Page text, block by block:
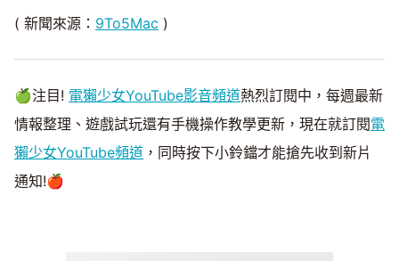
( 新聞來源： 9To5Mac )
🍏注目! 電獺少女YouTube影音頻道熱烈訂閱中，每週最新
情報整理、遊戲試玩還有手機操作教學更新，現在就訂閱電
獺少女YouTube頻道 ，同時按下小鈴鐺才能搶先收到新片
通知!🍎